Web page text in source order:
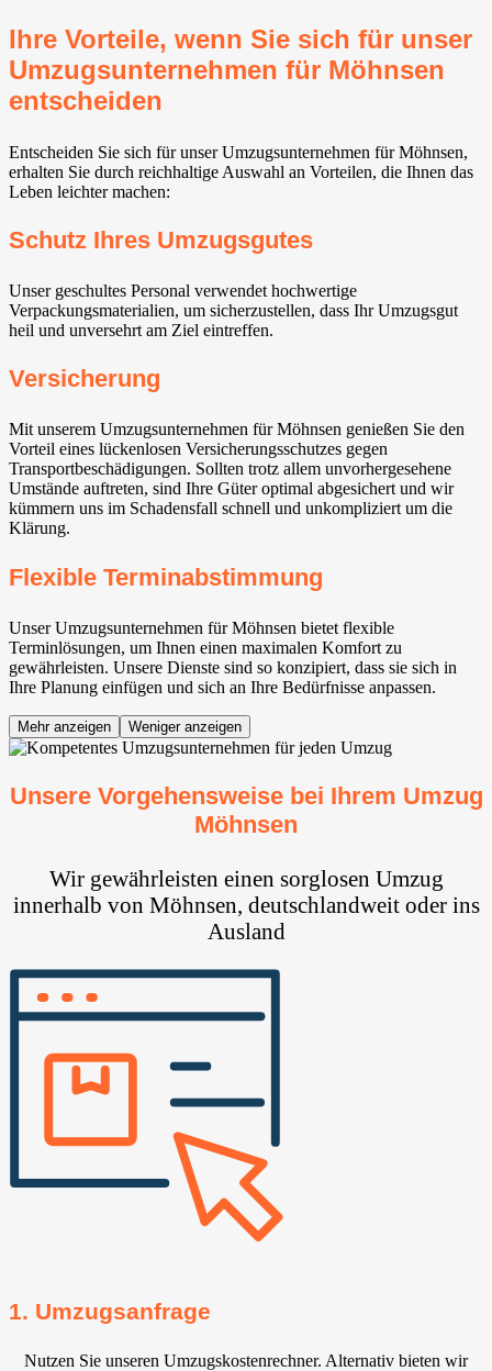
Ihre Vorteile, wenn Sie sich für unser
Umzugsunternehmen für Möhnsen
entscheiden
Entscheiden Sie sich für unser Umzugsunternehmen für Möhnsen,
erhalten Sie durch reichhaltige Auswahl an Vorteilen, die Ihnen das
Leben leichter machen:
Schutz Ihres Umzugsgutes
Unser geschultes Personal verwendet hochwertige
Verpackungsmaterialien, um sicherzustellen, dass Ihr Umzugsgut
heil und unversehrt am Ziel eintreffen.
Versicherung
Mit unserem Umzugsunternehmen für Möhnsen genießen Sie den
Vorteil eines lückenlosen Versicherungsschutzes gegen
Transportbeschädigungen. Sollten trotz allem unvorhergesehene
Umstände auftreten, sind Ihre Güter optimal abgesichert und wir
kümmern uns im Schadensfall schnell und unkompliziert um die
Klärung.
Flexible Terminabstimmung
Unser Umzugsunternehmen für Möhnsen bietet flexible
Terminlösungen, um Ihnen einen maximalen Komfort zu
gewährleisten. Unsere Dienste sind so konzipiert, dass sie sich in
Ihre Planung einfügen und sich an Ihre Bedürfnisse anpassen.
Mehr anzeigen Weniger anzeigen
Unsere Vorgehensweise bei Ihrem Umzug
Möhnsen
Wir gewährleisten einen sorglosen Umzug
innerhalb von Möhnsen, deutschlandweit oder ins
Ausland
1. Umzugsanfrage
Nutzen Sie unseren Umzugskostenrechner. Alternativ bieten wir